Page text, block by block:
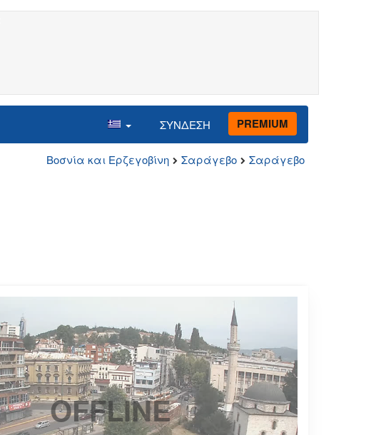
ΣΥΝΔΕΣΗ PREMIUM
Βοσνία και Ερζεγοβίνη Σαράγεβο Σαράγεβο
OFFLINE